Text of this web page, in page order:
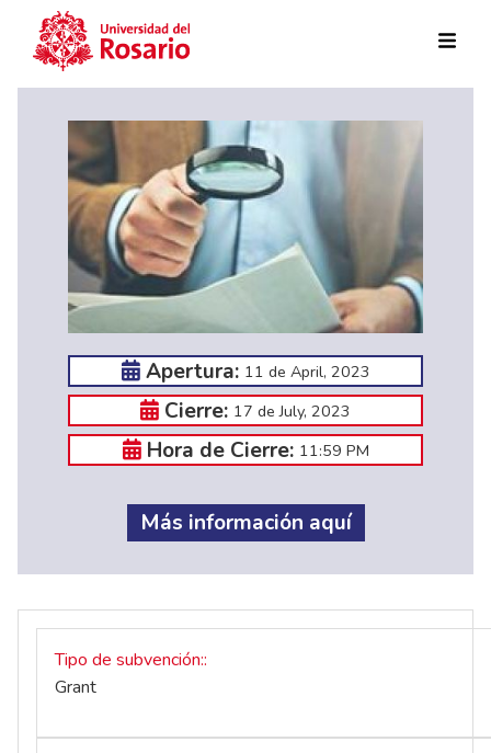
Apertura: 11 de April, 2023
Cierre: 17 de July, 2023
Hora de Cierre: 11:59 PM
Más información aquí
Tipo de subvención:
Grant